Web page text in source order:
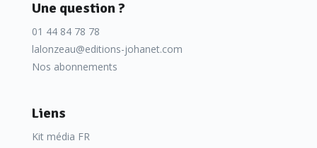
Une question ?
01 44 84 78 78
lalonzeau@editions-johanet.com
Nos abonnements
Liens
Kit média FR